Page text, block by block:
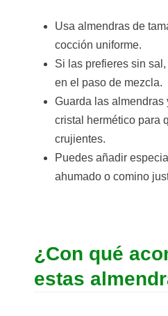
Usa almendras de
cocción uniforme.
Si las prefieres sin
en el paso de mezcla.
Guarda las almendras
cristal hermético para
crujientes.
Puedes añadir
ahumado o comino
¿Con qué
estas